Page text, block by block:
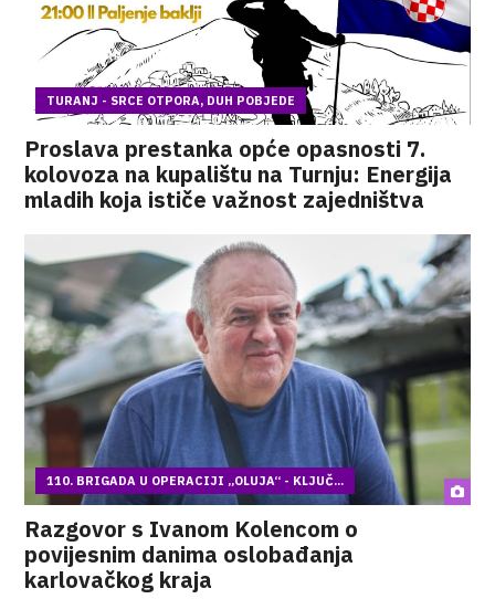
TURANJ - SRCE OTPORA, DUH POBJEDE
Proslava prestanka opće opasnosti 7.
kolovoza na kupalištu na Turnju: Energija
mladih koja ističe važnost zajedništva
110. BRIGADA U OPERACIJI „OLUJA“ - KLJUČ...
Razgovor s Ivanom Kolencom o
povijesnim danima oslobađanja
karlovačkog kraja